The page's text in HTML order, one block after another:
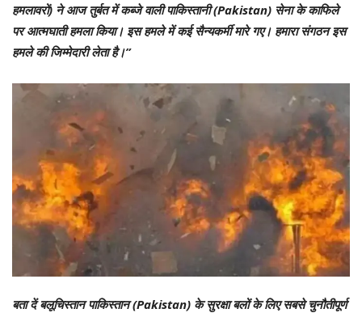
हमलावरों) ने आज तुर्बत में कब्जे वाली पाकिस्तानी (Pakistan) सेना के काफिले
पर आत्मघाती हमला किया। इस हमले में कई सैन्यकर्मी मारे गए। हमारा संगठन इस
हमले की जिम्मेदारी लेता है।”
बता दें बलूचिस्तान पाकिस्तान (Pakistan) के सुरक्षा बलों के लिए सबसे चुनौतीपूर्ण